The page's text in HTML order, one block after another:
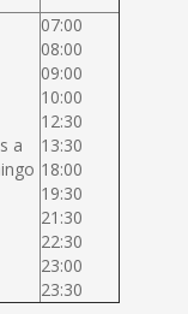
a
07:00
08:00
09:00
10:00
12:30
13:30
18:00
19:30
21:30
22:30
23:00
23:30